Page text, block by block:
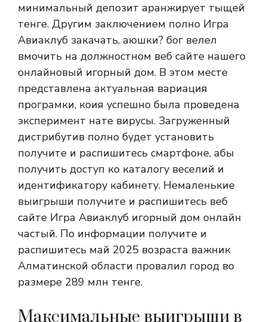
минимальный депозит аранжирует тыщей
тенге. Другим заключением полно Игра
Авиаклуб закачать, аюшки? бог велел
вмочить на должностном веб сайте нашего
онлайновый игорный дом. В этом месте
представлена актуальная вариация
програмки, коия успешно была проведена
эксперимент нате вирусы. Загруженный
дистрибутив полно будет установить
получите и распишитесь смартфоне, абы
получить доступ ко каталогу веселий и
идентификатору кабинету. Немаленькие
выигрыши получите и распишитесь веб
сайте Игра Авиаклуб игорный дом онлайн
частый. По информации получите и
распишитесь май 2025 возраста важник
Алматинской области провалил город во
размере 289 млн тенге.
Максимальные выигрыши в